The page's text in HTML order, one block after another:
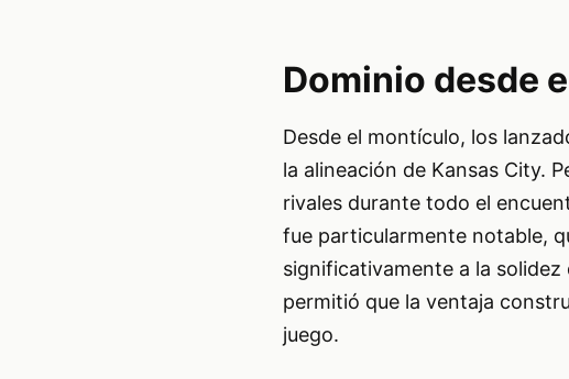
Dominio desde
Desde el montículo, los
la alineación de Kansas City.
rivales durante todo el
fue particularmente notable,
significativamente a la
permitió que la ventaja
juego.